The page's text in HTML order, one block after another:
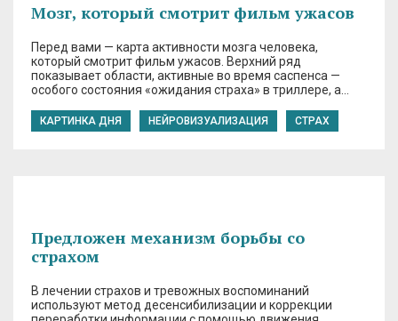
Мозг, который смотрит фильм ужасов
Перед вами — карта активности мозга человека,
который смотрит фильм ужасов. Верхний ряд
показывает области, активные во время саспенса —
особого состояния «ожидания страха» в триллере, а…
КАРТИНКА ДНЯ НЕЙРОВИЗУАЛИЗАЦИЯ СТРАХ
Предложен механизм борьбы со
страхом
В лечении страхов и тревожных воспоминаний
используют метод десенсибилизации и коррекции